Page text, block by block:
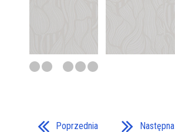
Poprzednia Następna